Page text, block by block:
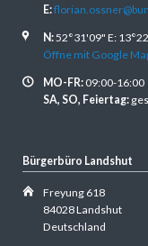
E:
N:52°31'09" E:
Öffne mit Google
MO-FR:09:00-16:00
SA, SO, Feiertag:
Bürgerbüro Landshut
Freyung 618
84028 Landshut
Deutschland